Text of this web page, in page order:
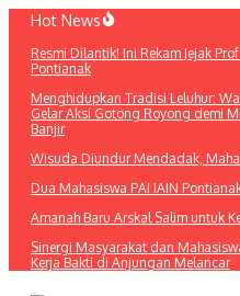
Lewati
konten
Hot News
Resmi Dilantik! Ini Rekam Jejak
Pontianak
Menghidupkan Tradisi Leluhur:
Gelar Aksi Gotong Royong demi
Banjir
Wisuda Diundur Mendadak,
Dua Mahasiswa PAI IAIN
Amanah Baru Arskal Salim untuk
Sinergi Masyarakat dan
Kerja Bakti di Anjungan Melancar